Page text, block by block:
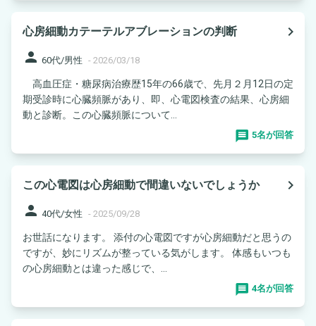
心房細動カテーテルアブレーションの判断
navigate_next
person 60代/男性 - 2026/03/18
高血圧症・糖尿病治療歴15年の66歳で、先月２月12日の定
期受診時に心臓頻脈があり、即、心電図検査の結果、心房細
動と診断。この心臓頻脈について...
5名が回答
この心電図は心房細動で間違いないでしょうか
navigate_next
person 40代/女性 - 2025/09/28
お世話になります。 添付の心電図ですが心房細動だと思うの
ですが、妙にリズムが整っている気がします。 体感もいつも
の心房細動とは違った感じで、...
4名が回答